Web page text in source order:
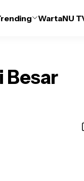
WartaNU
Besar